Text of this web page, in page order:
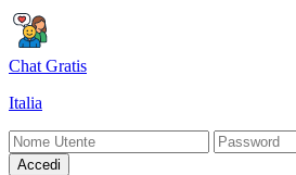
Chat Gratis
Italia
Accedi